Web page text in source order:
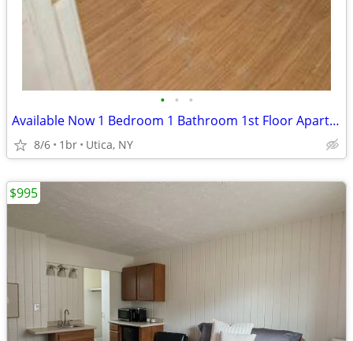
• • •
Available Now 1 Bedroom 1 Bathroom 1st Floor Apartment
8/6 1br Utica, NY
$995